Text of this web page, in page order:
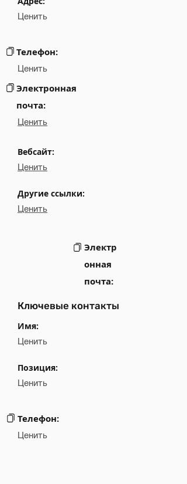
Email
Ценить
Телефон:
Ценить
Электронная
почта:
Ценить
Вебсайт:
Ценить
Другие ссылки:
Ценить
Электр
онная
почта:
Ключевые контакты
Имя:
Ценить
Позиция:
Ценить
Телефон:
Ценить